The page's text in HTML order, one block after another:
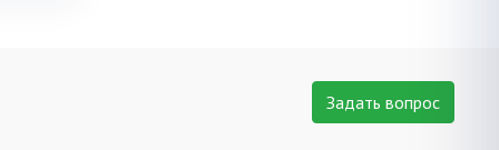
Задать вопрос